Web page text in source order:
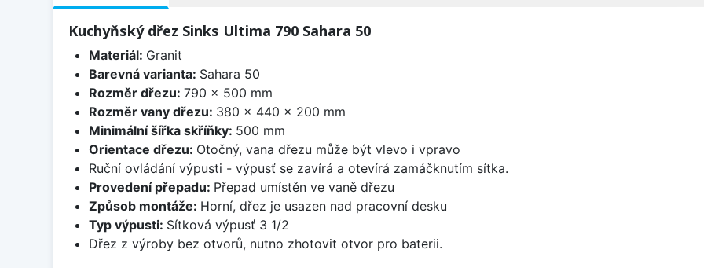
Kuchyňský dřez Sinks Ultima 790 Sahara 50
Materiál: Granit
Barevná varianta: Sahara 50
Rozměr dřezu: 790 x 500 mm
Rozměr vany dřezu: 380 x 440 x 200 mm
Minimální šířka skříňky: 500 mm
Orientace dřezu: Otočný, vana dřezu může být vlevo i vpravo
Ruční ovládání výpusti - výpusť se zavírá a otevírá zamáčknutím sítka.
Provedení přepadu: Přepad umístěn ve vaně dřezu
Způsob montáže: Horní, dřez je usazen nad pracovní desku
Typ výpusti: Sítková výpusť 3 1/2
Dřez z výroby bez otvorů, nutno zhotovit otvor pro baterii.